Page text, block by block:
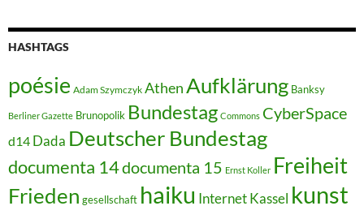
HASHTAGS
poésie Adam Szymczyk AthenAufklärung Banksy
Berliner Gazette Brunopolik Bundestag Commons CyberSpace
d14 Dada Deutscher Bundestag
documenta 14documenta 15 Ernst Koller Freiheit
Frieden gesellschaft haiku InternetKassel kunst